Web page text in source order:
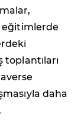
eğitimlerde
daha